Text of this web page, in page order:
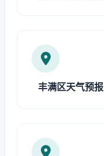
丰满区天气预报